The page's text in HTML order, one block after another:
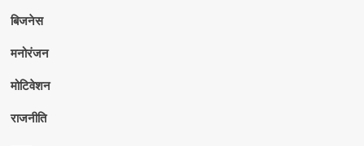
बिजनेस
मनोरंजन
मोटिवेशन
राजनीति